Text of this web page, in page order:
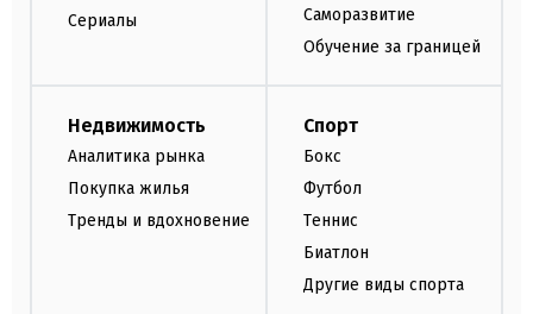
Сериалы
Саморазвитие
Обучение за границей
Недвижимость
Аналитика рынка
Покупка жилья
Тренды и вдохновение
Спорт
Бокс
Футбол
Теннис
Биатлон
Другие виды спорта